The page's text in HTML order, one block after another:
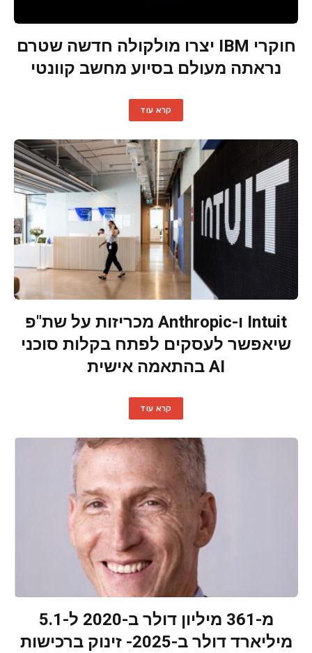
חוקרי IBM יצרו מולקולה חדשה שטרם
נראתה מעולם בסיוע מחשב קוונטי
קרא עוד
Intuit ו-Anthropic מכריזות על שת"פ
שיאפשר לעסקים לפתח בקלות סוכני
AI בהתאמה אישית
קרא עוד
מ-361 מיליון דולר ב-2020 ל-5.1
מיליארד דולר ב-2025- זינוק ברכישות